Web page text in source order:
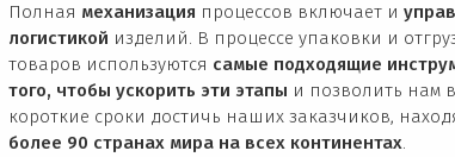
Полная механизация процессов включает и
логистикой изделий. В процессе упаковки и
товаров используются самые подходящие
того, чтобы ускорить эти этапы и позволить нам
короткие сроки достичь наших заказчиков,
более 90 странах мира на всех континентах.